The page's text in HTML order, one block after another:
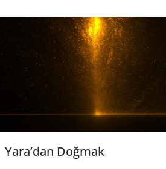
Yara’dan Doğmak